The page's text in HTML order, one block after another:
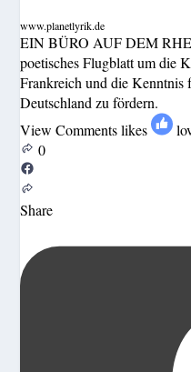
www.planetlyrik.de
EIN BÜRO AUF DEM
poetisches Flugblatt um die
Frankreich und die Kenntnis
Deutschland zu fördern.
View Comments likes
0
Share